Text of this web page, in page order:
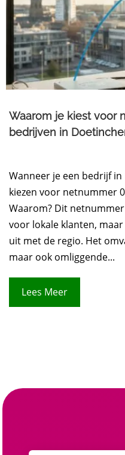
Waarom je kiest voor
bedrijven in
Wanneer je een bedrijf
kiezen voor netnummer
Waarom? Dit
voor lokale klanten,
uit met de regio. Het
maar ook omliggende...
Lees Meer